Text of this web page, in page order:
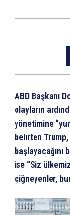
ABD Başkanı
olayların
yönetimine
belirten
başlayacağını
ise “Siz
çiğneyenler,